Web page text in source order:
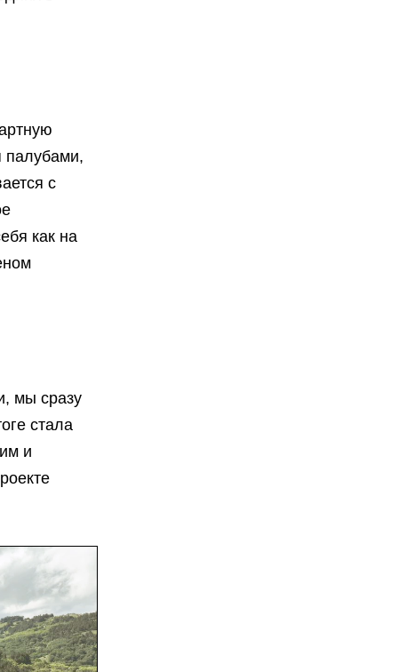
палубами,
с
как на
мы сразу
стала
и